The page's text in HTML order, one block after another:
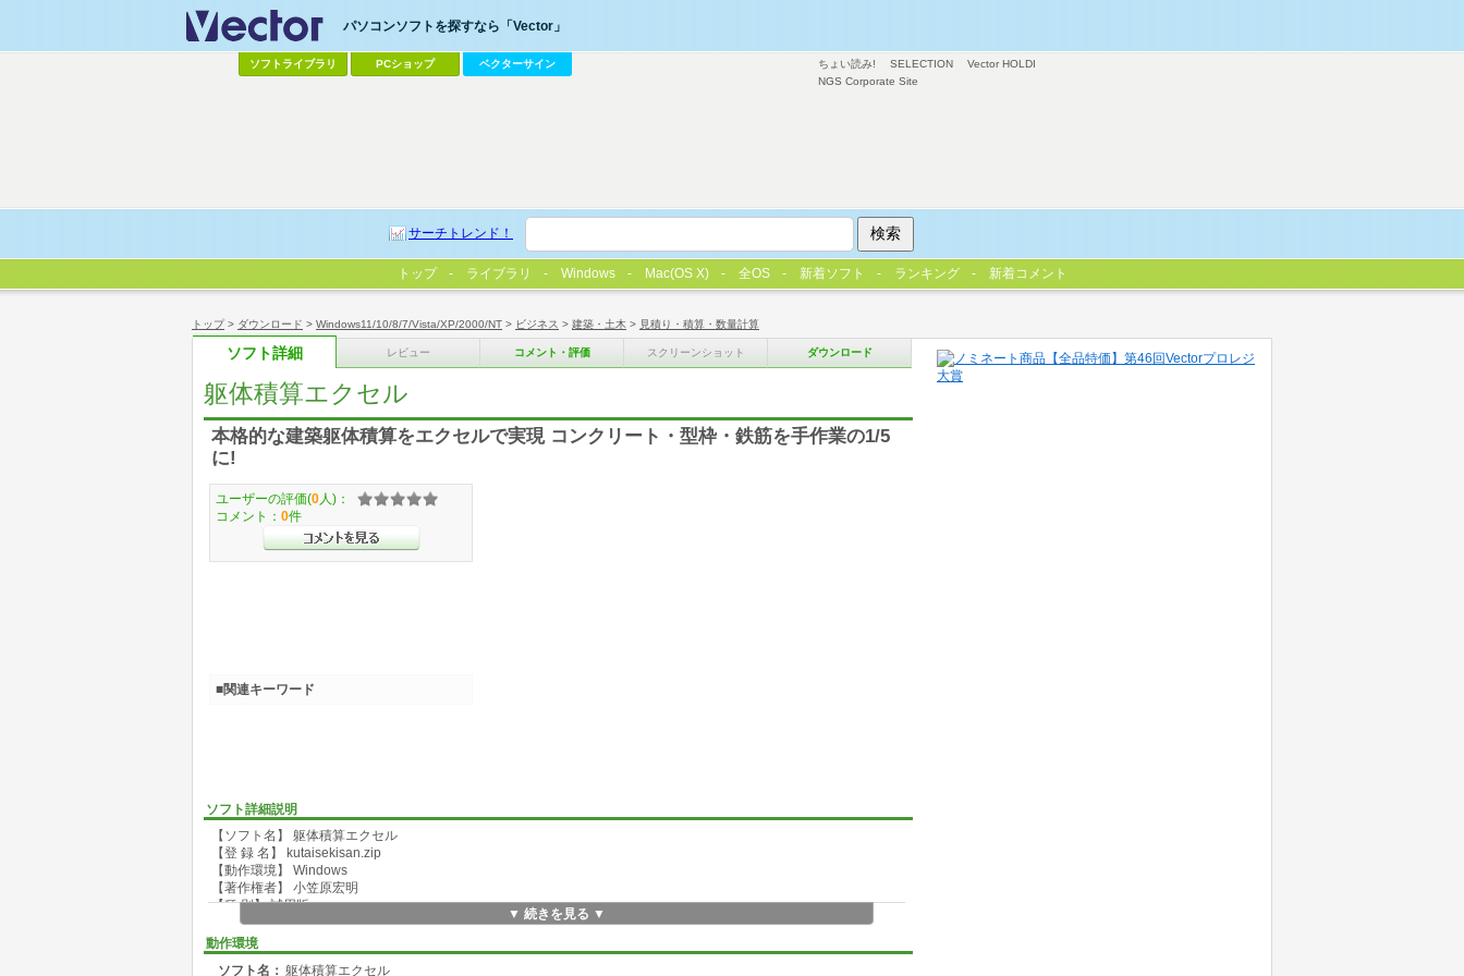
トップ> ダウンロード > Windows11/10/8/7/Vista/XP/2000/NT > ビジネス > 建築・土木 > 見積り・積算・数量計算
ソフト詳細 レビュー コメント・評価 スクリーンショット ダウンロード
躯体積算エクセル
本格的な建築躯体積算をエクセルで実現 コンクリート・型枠・鉄筋を手作業の1/5
に!
ソフト詳細説明
【ソフト名】 躯体積算エクセル
【登 録 名】 kutaisekisan.zip
【動作環境】 Windows
【著作権者】 小笠原宏明
【種 別】 試用版
【ホームページ】 http://ksekisan.o.oo7.jp/index.html
この『躯体積算エクセル』は、当初、たんなる単純計算を目的に作成したものですが、データ処理・集計処理をプログ
ラム化により、
▼ 続きを見る ▼
動作環境
ソフト名： 躯体積算エクセル
ユーザーの評価(0 人)：
コメント： 0件
■関連キーワード
ちょい読み! SELECTION
Vector HOLDI
NGS Corporate Site
パソコンソフトを探すなら「Vector」
ソフトライブラリ PCショップ ベクターサイン
サーチトレンド！
トップ ライブラリ Windows Mac(OS X) 全OS 新着ソフト ランキング 新着コメント